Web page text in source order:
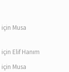
için Musa
için Elif Hanım
için Musa